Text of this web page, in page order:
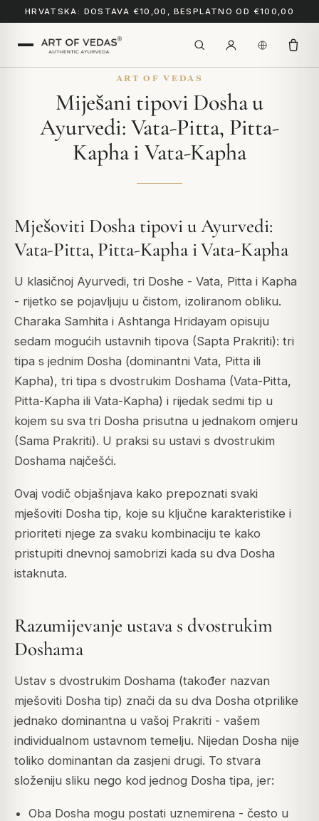
HRVATSKA: DOSTAVA €10,00, BESPLATNO OD €100,00
ART OF VEDAS
Miješani tipovi Dosha u
Ayurvedi: Vata-Pitta, Pitta-
Kapha i Vata-Kapha
Mješoviti Dosha tipovi u Ayurvedi:
Vata-Pitta, Pitta-Kapha i Vata-Kapha
U klasičnoj Ayurvedi, tri Doshe - Vata, Pitta i Kapha
- rijetko se pojavljuju u čistom, izoliranom obliku.
Charaka Samhita i Ashtanga Hridayam opisuju
sedam mogućih ustavnih tipova (Sapta Prakriti): tri
tipa s jednim Dosha (dominantni Vata, Pitta ili
Kapha), tri tipa s dvostrukim Doshama (Vata-Pitta,
Pitta-Kapha ili Vata-Kapha) i rijedak sedmi tip u
kojem su sva tri Dosha prisutna u jednakom omjeru
(Sama Prakriti). U praksi su ustavi s dvostrukim
Doshama najčešći.
Ovaj vodič objašnjava kako prepoznati svaki
mješoviti Dosha tip, koje su ključne karakteristike i
prioriteti njege za svaku kombinaciju te kako
pristupiti dnevnoj samobrizi kada su dva Dosha
istaknuta.
Razumijevanje ustava s dvostrukim
Doshama
Ustav s dvostrukim Doshama (također nazvan
mješoviti Dosha tip) znači da su dva Dosha otprilike
jednako dominantna u vašoj Prakriti - vašem
individualnom ustavnom temelju. Nijedan Dosha nije
toliko dominantan da zasjeni drugi. To stvara
složeniju sliku nego kod jednog Dosha tipa, jer:
Oba Dosha mogu postati uznemirena - često u